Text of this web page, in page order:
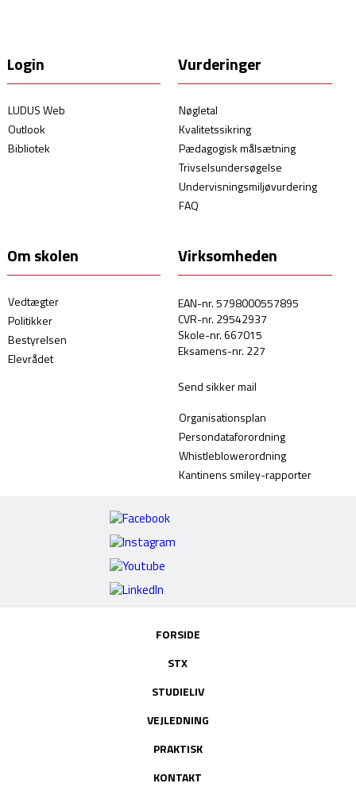
Login
LUDUS Web
Outlook
Bibliotek
Vurderinger
Nøgletal
Kvalitetssikring
Pædagogisk målsætning
Trivselsundersøgelse
Undervisningsmiljøvurdering
FAQ
Om skolen
Vedtægter
Politikker
Bestyrelsen
Elevrådet
Virksomheden
EAN-nr. 5798000557895
CVR-nr. 29542937
Skole-nr. 667015
Eksamens-nr. 227
Send sikker mail
Organisationsplan
Persondataforordning
Whistleblowerordning
Kantinens smiley-rapporter
FORSIDE
STX
STUDIELIV
VEJLEDNING
PRAKTISK
KONTAKT